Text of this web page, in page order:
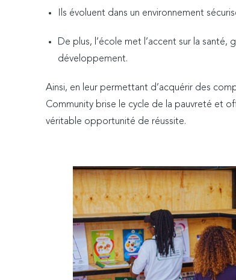
Ils évoluent dans un environnement
De plus, l’école met l’accent sur la santé,
développement.
Ainsi, en leur permettant d’acquérir des
Community brise le cycle de la pauvreté et
véritable opportunité de réussite.